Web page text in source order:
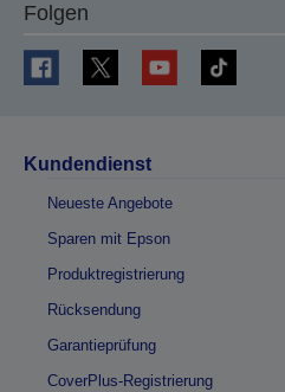
Folgen
Kundendienst
Neueste Angebote
Sparen mit Epson
Produktregistrierung
Rücksendung
Garantieprüfung
CoverPlus-Registrierung